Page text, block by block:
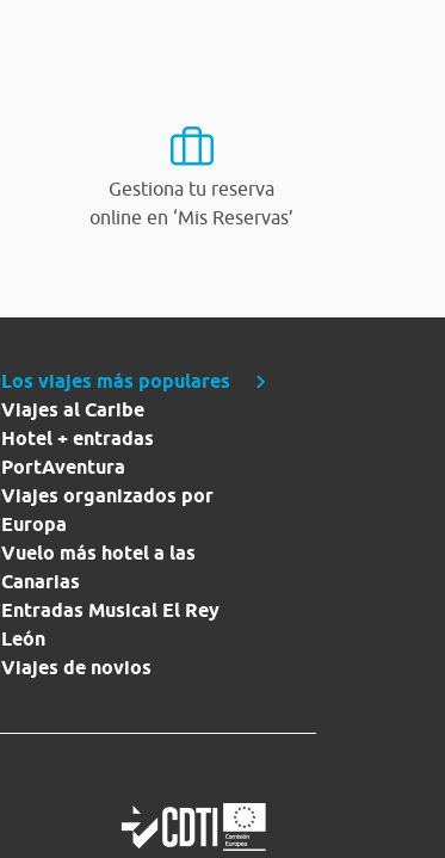
Gestiona tu reserva
online en ‘Mis Reservas’
Los viajes más populares
Viajes al Caribe
Hotel + entradas
PortAventura
Viajes organizados por
Europa
Vuelo más hotel a las
Canarias
Entradas Musical El Rey
León
Viajes de novios